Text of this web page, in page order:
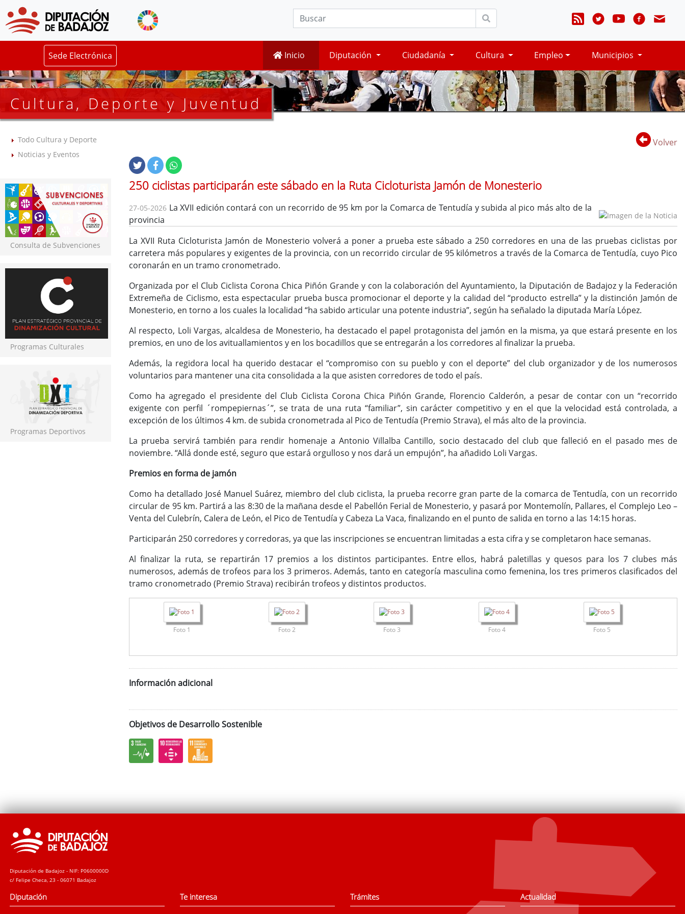
Sede Electrónica Inicio Diputación Ciudadanía Cultura Empleo Municipios
Cultura, Deporte y Juventud
Todo Cultura y Deporte
Noticias y Eventos
Consulta de Subvenciones
Programas Culturales
Programas Deportivos
Volver
250 ciclistas participarán este sábado en la Ruta Cicloturista Jamón de Monesterio
27-05-2026 La XVII edición contará con un recorrido de 95 km por la Comarca de Tentudía y subida al pico más alto de la
provincia
La XVII Ruta Cicloturista Jamón de Monesterio volverá a poner a prueba este sábado a 250 corredores en una de las pruebas ciclistas por
carretera más populares y exigentes de la provincia, con un recorrido circular de 95 kilómetros a través de la Comarca de Tentudía, cuyo Pico
coronarán en un tramo cronometrado.
Organizada por el Club Ciclista Corona Chica Piñón Grande y con la colaboración del Ayuntamiento, la Diputación de Badajoz y la Federación
Extremeña de Ciclismo, esta espectacular prueba busca promocionar el deporte y la calidad del “producto estrella” y la distinción Jamón de
Monesterio, en torno a los cuales la localidad “ha sabido articular una potente industria”, según ha señalado la diputada María López.
Al respecto, Loli Vargas, alcaldesa de Monesterio, ha destacado el papel protagonista del jamón en la misma, ya que estará presente en los
premios, en uno de los avituallamientos y en los bocadillos que se entregarán a los corredores al finalizar la prueba.
Además, la regidora local ha querido destacar el “compromiso con su pueblo y con el deporte” del club organizador y de los numerosos
voluntarios para mantener una cita consolidada a la que asisten corredores de todo el país.
Como ha agregado el presidente del Club Ciclista Corona Chica Piñón Grande, Florencio Calderón, a pesar de contar con un “recorrido
exigente con perfil ´rompepiernas´”, se trata de una ruta “familiar”, sin carácter competitivo y en el que la velocidad está controlada, a
excepción de los últimos 4 km. de subida cronometrada al Pico de Tentudía (Premio Strava), el más alto de la provincia.
La prueba servirá también para rendir homenaje a Antonio Villalba Cantillo, socio destacado del club que falleció en el pasado mes de
noviembre. “Allá donde esté, seguro que estará orgulloso y nos dará un empujón”, ha añadido Loli Vargas.
Premios en forma de jamón
Como ha detallado José Manuel Suárez, miembro del club ciclista, la prueba recorre gran parte de la comarca de Tentudía, con un recorrido
circular de 95 km. Partirá a las 8:30 de la mañana desde el Pabellón Ferial de Monesterio, y pasará por Montemolín, Pallares, el Complejo Leo –
Venta del Culebrín, Calera de León, el Pico de Tentudía y Cabeza La Vaca, finalizando en el punto de salida en torno a las 14:15 horas.
Participarán 250 corredores y corredoras, ya que las inscripciones se encuentran limitadas a esta cifra y se completaron hace semanas.
Al finalizar la ruta, se repartirán 17 premios a los distintos participantes. Entre ellos, habrá paletillas y quesos para los 7 clubes más
numerosos, además de trofeos para los 3 primeros. Además, tanto en categoría masculina como femenina, los tres primeros clasificados del
tramo cronometrado (Premio Strava) recibirán trofeos y distintos productos.
Foto 1 Foto 2 Foto 3 Foto 4 Foto 5
Información adicional
Objetivos de Desarrollo Sostenible
Diputación de Badajoz - NIF: P0600000D
c/ Felipe Checa, 23 - 06071 Badajoz
Diputación Te interesa Trámites Actualidad